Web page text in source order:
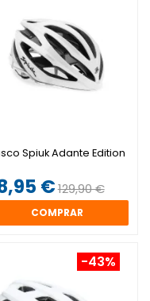
Spiuk Adante Edition
€129,90 €
COMPRAR
-43%